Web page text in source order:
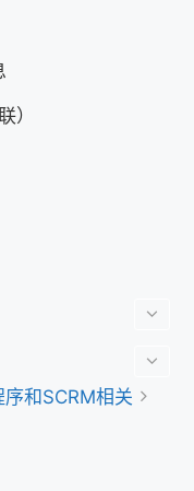
）
序和SCRM相关